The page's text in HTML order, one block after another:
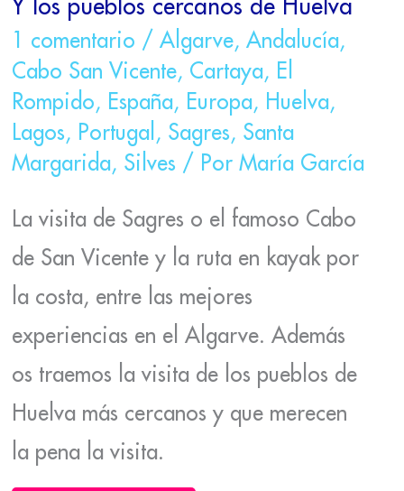
1 comentario / Algarve, Andalucía,
Cabo San Vicente, Cartaya, El
Rompido, España, Europa, Huelva,
Lagos, Portugal , Sagres, Santa
Margarida, Silves / Por María García
La visita de Sagres o el famoso Cabo
de San Vicente y la ruta en kayak por
la costa, entre las mejores
experiencias en el Algarve. Además
os traemos la visita de los pueblos de
Huelva más cercanos y que merecen
la pena la visita.